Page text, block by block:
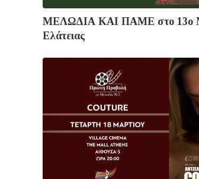
ΜΕΛΩΔΙΑ ΚΑΙ ΠΑΜΕ στο 13ο
Ελάτειας